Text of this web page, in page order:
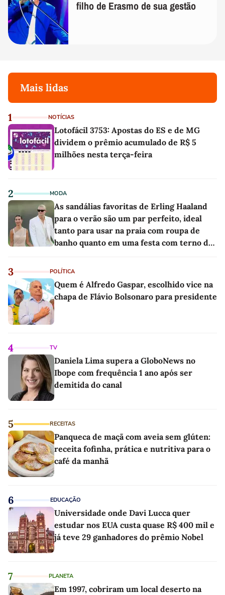
filho de Erasmo de sua gestão
Mais lidas
1 NOTÍCIAS
Lotofácil 3753: Apostas do ES e de MG
dividem o prêmio acumulado de R$ 5
milhões nesta terça-feira
2 MODA
As sandálias favoritas de Erling Haaland
para o verão são um par perfeito, ideal
tanto para usar na praia com roupa de
banho quanto em uma festa com terno de
3 POLÍTICA
Quem é Alfredo Gaspar, escolhido vice na
chapa de Flávio Bolsonaro para presidente
4 TV
Daniela Lima supera a GloboNews no
Ibope com frequência 1 ano após ser
demitida do canal
5 RECEITAS
Panqueca de maçã com aveia sem glúten:
receita fofinha, prática e nutritiva para o
café da manhã
6 EDUCAÇÃO
Universidade onde Davi Lucca quer
estudar nos EUA custa quase R$ 400 mil e
já teve 29 ganhadores do prêmio Nobel
7 PLANETA
Em 1997, cobriram um local deserto na